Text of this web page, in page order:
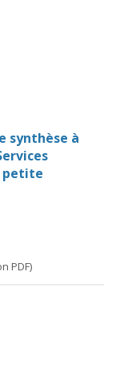
synthèse à
petite
PDF)